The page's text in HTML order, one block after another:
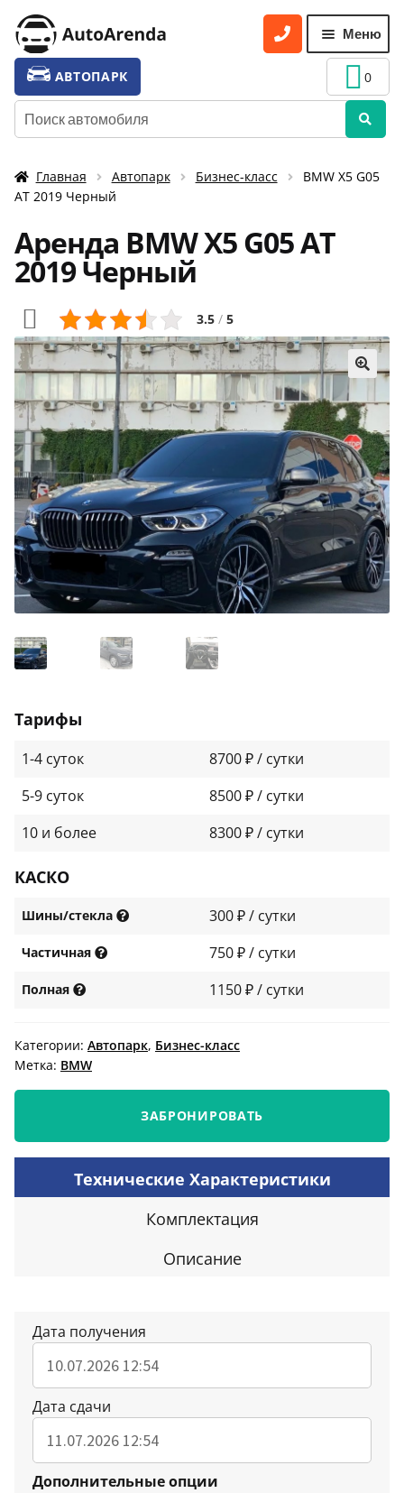
Перейти
к
навигации
Перейти
к
содержимому
Меню
УСЛУГИ
меню
ТАРИФЫ
УСЛОВИЯ АРЕНДЫ
АКЦИИ
АВТОПАРК
Искать:
0
Главная Автопарк Бизнес-класс
BMW X5 G05
АТ 2019 Черный
Аренда BMW X5 G05 АТ
2019 Черный
3.5 / 5
🔍
Тарифы
1-4 суток
8700 ₽ / сутки
5-9 суток
8500 ₽ / сутки
10 и более
8300 ₽ / сутки
КАСКО
Шины/стекла 300 ₽ / сутки
Частичная 750 ₽ / сутки
Полная 1150 ₽ / сутки
Категории: Автопарк, Бизнес-класс
Метка: BMW
ЗАБРОНИРОВАТЬ
Технические Характеристики
Комплектация
Описание
Дата получения
Дата сдачи
Дополнительные опции